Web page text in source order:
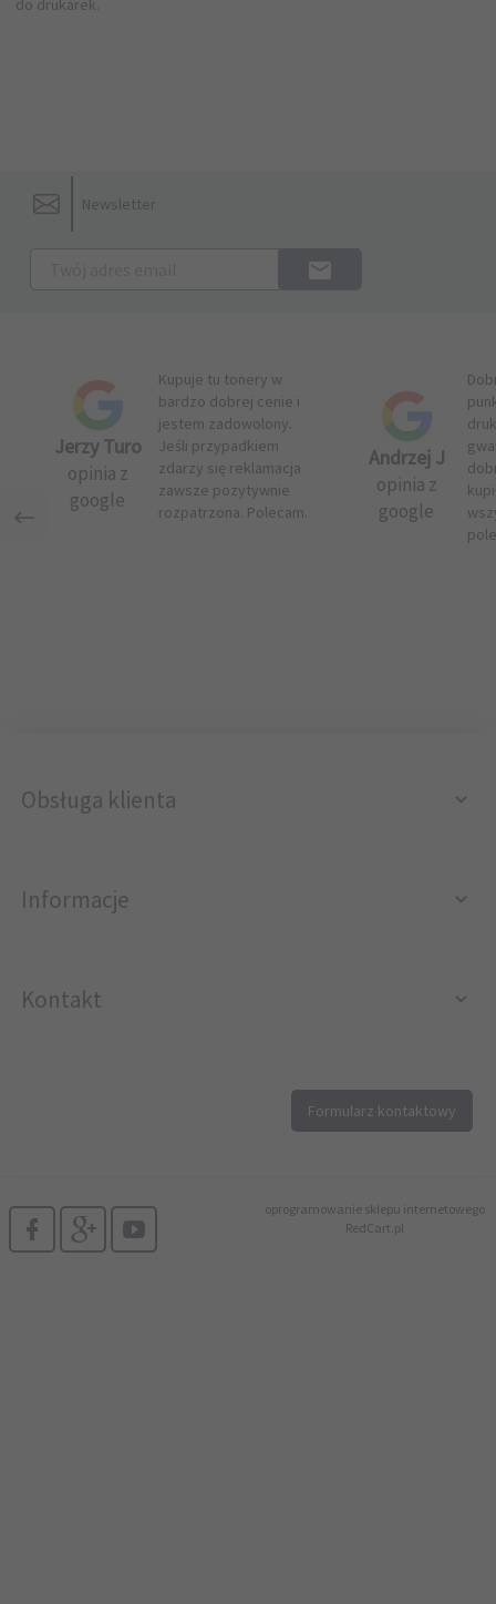
do drukarek.
Newsletter
Jerzy Turo
opinia z
google
Kupuje tu tonery w
bardzo dobrej cenie i
jestem zadowolony.
Jeśli przypadkiem
zdarzy się reklamacja
zawsze pozytywnie
rozpatrzona. Polecam.
Andrzej J
opinia z
google
Obsługa klienta
Informacje
Kontakt
Formularz kontaktowy
oprogramowanie sklepu internetowego
RedCart.pl